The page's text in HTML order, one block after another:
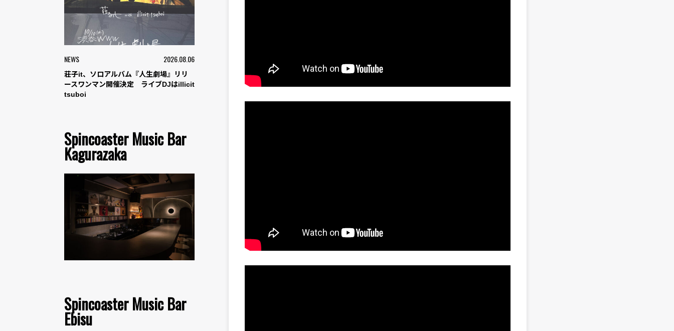
NEWS 2026.08.06
荘子it、ソロアルバム『人生劇場』リリ
ースワンマン開催決定 ライブDJはillicit
tsuboi
Spincoaster Music Bar
Kagurazaka
Spincoaster Music Bar
Ebisu